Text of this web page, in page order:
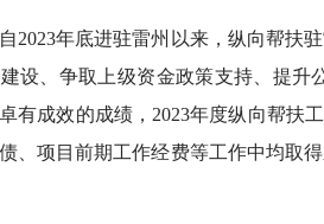
年底进驻雷州以来，纵向帮扶驻
设、争取上级资金政策支持、提
有成效的成绩，2023年度纵向帮扶
、项目前期工作经费等工作中均取